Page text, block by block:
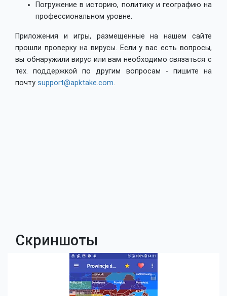
Погружение в историю, политику и географию на
профессиональном уровне.
Приложения и игры, размещенные на нашем сайте
прошли проверку на вирусы. Если у вас есть вопросы,
вы обнаружили вирус или вам необходимо связаться с
тех. поддержкой по другим вопросам - пишите на
почту support@apktake.com.
Скриншоты